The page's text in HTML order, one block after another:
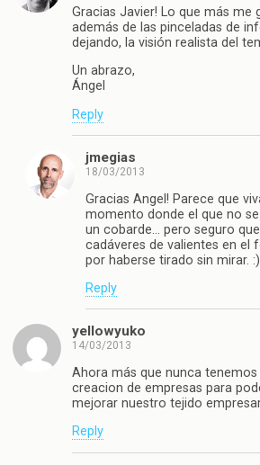
Gracias Javier! Lo que más me
además de las pinceladas de
dejando, la visión realista del
Un abrazo,
Ángel
Reply
jmegias
18/03/2013
Gracias Angel! Parece que
momento donde el que no
un cobarde… pero seguro
cadáveres de valientes en el
por haberse tirado sin mirar. :)
Reply
yellowyuko
14/03/2013
Ahora más que nunca
creacion de empresas para
mejorar nuestro tejido
Reply